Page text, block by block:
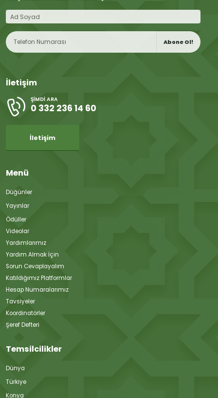
Abone Ol!
İletişim
ŞIMDI ARA
0 332 236 14 60
İletişim
Menü
Düğünler
Yayınlar
Ödüller
Videolar
Yardımlarımız
Yardım Almak İçin
Sorun Cevaplayalım
Katıldığımız Platformlar
Hesap Numaralarımız
Tavsiyeler
Koordinatörler
Şeref Defteri
Temsilcilikler
Dünya
Türkiye
Konya